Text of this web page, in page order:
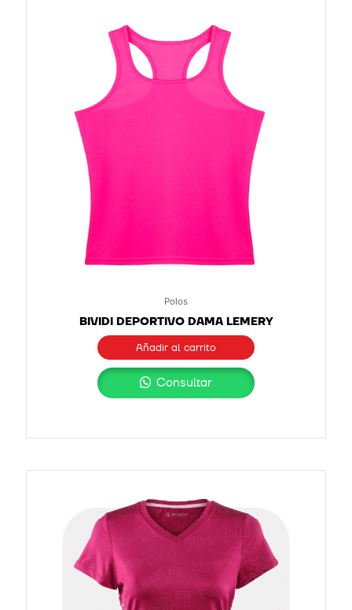
Polos
BIVIDI DEPORTIVO DAMA LEMERY
Añadir al carrito
Consultar